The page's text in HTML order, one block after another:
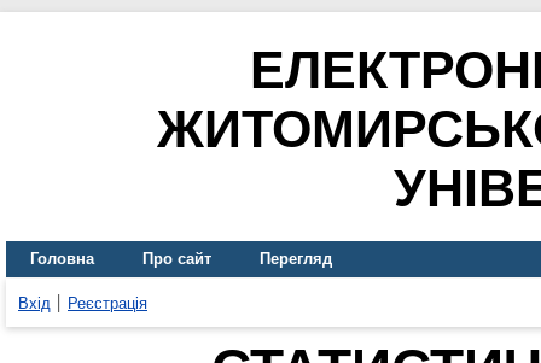
Головна Про сайт Перегляд
Вхід Реєстрація